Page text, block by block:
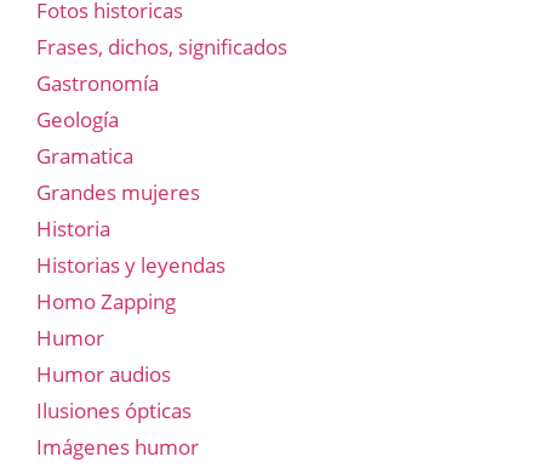
Fotos historicas
Frases, dichos, significados
Gastronomía
Geología
Gramatica
Grandes mujeres
Historia
Historias y leyendas
Homo Zapping
Humor
Humor audios
Ilusiones ópticas
Imágenes humor